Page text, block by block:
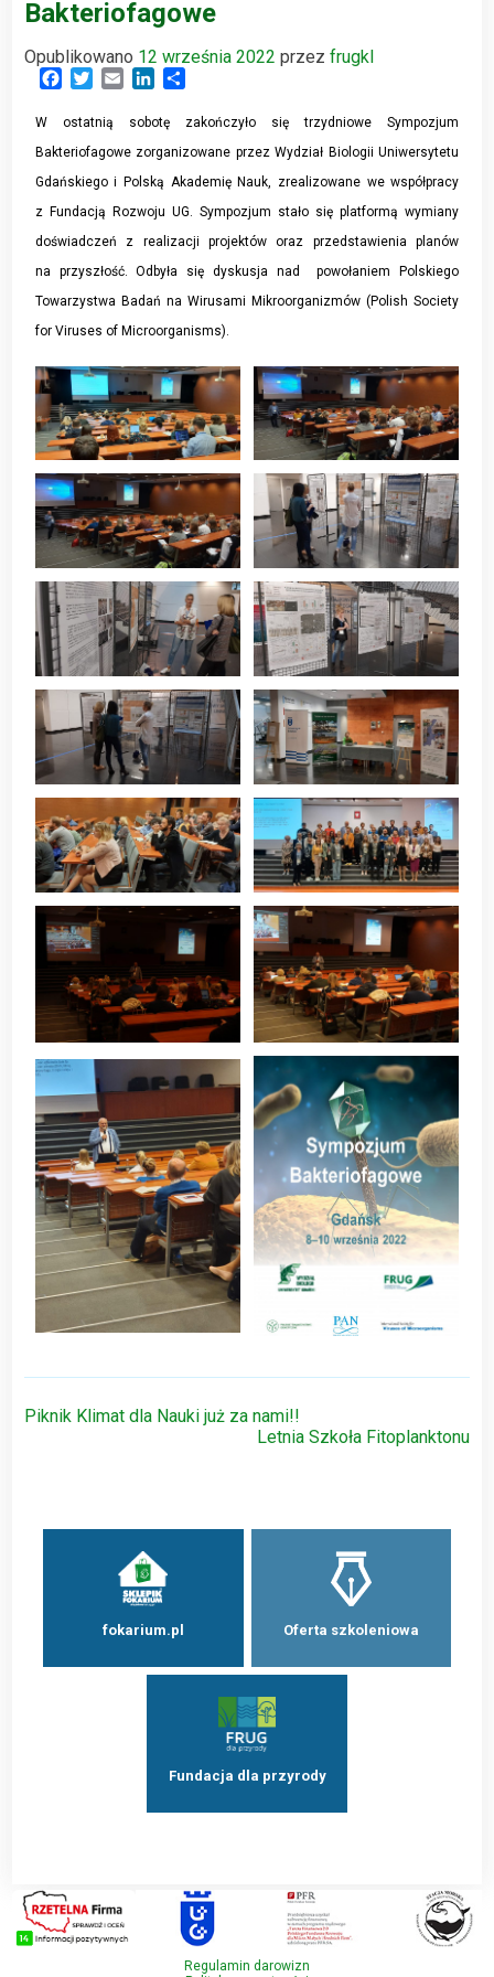
Bakteriofagowe
Opublikowano 12 września 2022 przez frugkl
Facebook
TwitterEmail LinkedIn
W ostatnią sobotę zakończyło się trzydniowe Sympozjum
Bakteriofagowe zorganizowane przez Wydział Biologii Uniwersytetu
Gdańskiego i Polską Akademię Nauk, zrealizowane we współpracy
z Fundacją Rozwoju UG. Sympozjum stało się platformą wymiany
doświadczeń z realizacji projektów oraz przedstawienia planów
na przyszłość. Odbyła się dyskusja nad powołaniem Polskiego
Towarzystwa Badań na Wirusami Mikroorganizmów (Polish Society
for Viruses of Microorganisms).
Nawigacja
Piknik Klimat dla Nauki już za nami!!
Letnia Szkoła Fitoplanktonu
fokarium.pl Oferta szkoleniowa
Fundacja dla przyrody
Regulamin darowizn